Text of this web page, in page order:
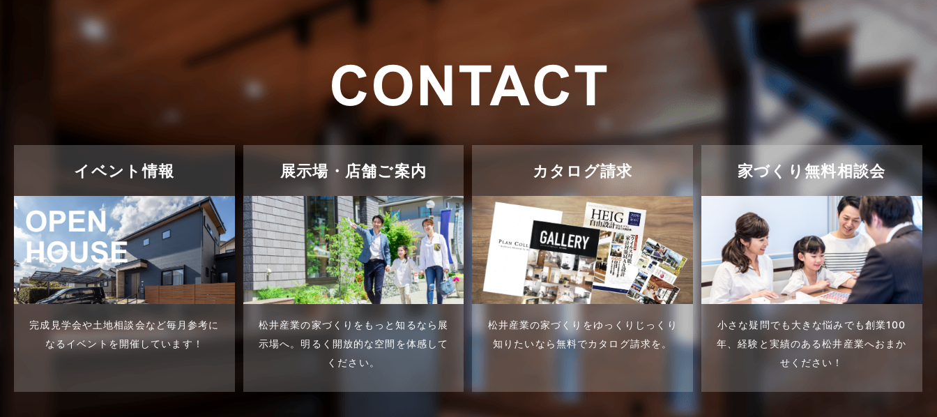
三郷中央駅店-ブログ
企業誘致事例
住宅に関するよくある質問
吉川市
吉川店-ブログ
商品情報
土地に関するよくある質問
土地活用事例
2025年9月
2025年8月
2025年3月
2025年2月
2025年1月
2024年12月
2024年11月
2024年10月
2024年9月
イベント情報
完成見学会や土地相談会など毎月参考に
なるイベントを開催しています！
展示場・店舗ご案内
松井産業の家づくりをもっと知るなら展
示場へ。 明るく開放的な空間を体感して
ください。
カタログ請求
松井産業の家づくりをゆっくりじっくり
知りたいなら無料でカタログ請求を。
家づくり無料相談会
小さな疑問でも大きな悩みでも創業100
年、経験と実績のある松井産業へおまか
せください！